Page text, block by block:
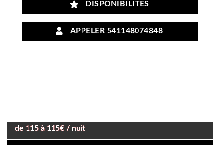
DISPONIBILITÉS
APPELER 541148074848
de 115 à 115€ / nuit